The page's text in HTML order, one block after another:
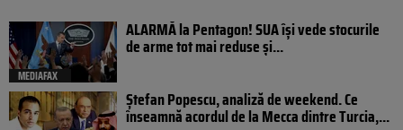
MEDIAFAX
ALARMĂ la Pentagon! SUA își vede stocurile
de arme tot mai reduse și...
Ștefan Popescu, analiză de weekend. Ce
înseamnă acordul de la Mecca dintre Turcia,...